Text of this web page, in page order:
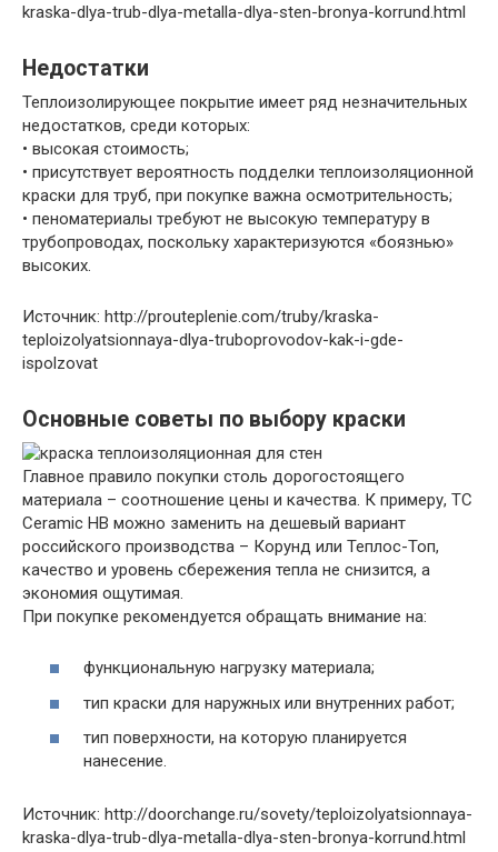
kraska-dlya-trub-dlya-metalla-dlya-sten-bronya-korrund.html
Недостатки
Теплоизолирующее покрытие имеет ряд незначительных
недостатков, среди которых:
• высокая стоимость;
• присутствует вероятность подделки теплоизоляционной
краски для труб, при покупке важна осмотрительность;
• пеноматериалы требуют не высокую температуру в
трубопроводах, поскольку характеризуются «боязнью»
высоких.
Источник: http://prouteplenie.com/truby/kraska-
teploizolyatsionnaya-dlya-truboprovodov-kak-i-gde-
ispolzovat
Основные советы по выбору краски
Главное правило покупки столь дорогостоящего
материала – соотношение цены и качества. К примеру, ТС
Ceramic HB можно заменить на дешевый вариант
российского производства – Корунд или Теплос-Топ,
качество и уровень сбережения тепла не снизится, а
экономия ощутимая.
При покупке рекомендуется обращать внимание на:
функциональную нагрузку материала;
тип краски для наружных или внутренних работ;
тип поверхности, на которую планируется
нанесение.
Источник: http://doorchange.ru/sovety/teploizolyatsionnaya-
kraska-dlya-trub-dlya-metalla-dlya-sten-bronya-korrund.html